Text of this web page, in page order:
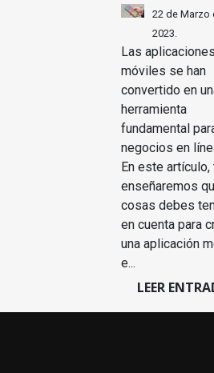
22 de Marzo
2023.
Las aplicaciones
móviles se han
convertido en
herramienta
fundamental
negocios en
En este artículo,
enseñaremos
cosas debes
en cuenta para
una aplicación
e...
LEER